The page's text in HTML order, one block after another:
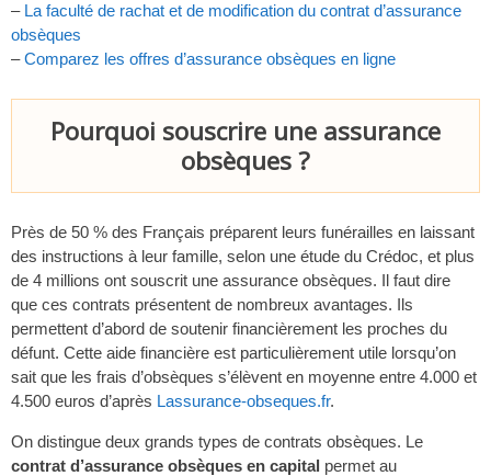
– La faculté de rachat et de modification du contrat d’assurance
obsèques
–Comparez les offres d’assurance obsèques en ligne
Pourquoi souscrire une assurance
obsèques ?
Près de 50 % des Français préparent leurs funérailles en laissant
des instructions à leur famille, selon une étude du Crédoc, et plus
de 4 millions ont souscrit une assurance obsèques. Il faut dire
que ces contrats présentent de nombreux avantages. Ils
permettent d’abord de soutenir financièrement les proches du
défunt. Cette aide financière est particulièrement utile lorsqu’on
sait que les frais d’obsèques s’élèvent en moyenne entre 4.000 et
4.500 euros d’après Lassurance-obseques.fr.
On distingue deux grands types de contrats obsèques. Le
contrat d’assurance obsèques en capital permet au